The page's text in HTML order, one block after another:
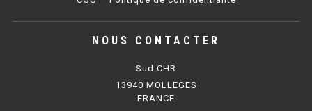
PLAQUE 600 GAZ
PLAQUE 650 GAZ
PLAQUE 700 GAZ
PLAQUE 900 GAZ
NOUS CONTACTER
Sud CHR
13940 MOLLEGES
FRANCE